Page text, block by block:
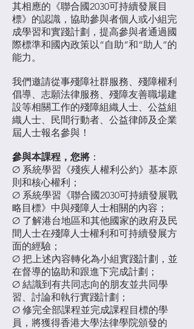
其相應的《聯合國2030可持續發展目
標》的認識，協助參與者個人或小組完
成學習和實踐計劃，提高參與者通過國
際標準和國內政策以“自助”和“助人”的
能力。
我們邀請從事殘障社群服務、殘障權利
倡導、志願法律服務、殘障友善職場建
設等相關工作的殘障組織人士、公益組
織人士、民間行動者、公益律師及企業
屆人士報名參與！
參與本課程，您將 ：
Ø 系統學習《殘疾人權利公約》基本原
則和核心權利；
Ø 系統學習《聯合國2030可持續發展戰
略目標》中與殘障人士相關的內容；
Ø 了解港台地區和其他國家的政府及民
間人士在殘障人士權利和可持續發展方
面的經驗；
Ø 把上述內容轉化為小組實踐計劃，並
在督導的協助和跟進下完成計劃；
Ø 結識到有共同志向的朋友並共同學
習、討論和執行實踐計劃；
Ø 修完全部課程並完成課程目標的學
員，將獲得香港大學法律學院頒發的